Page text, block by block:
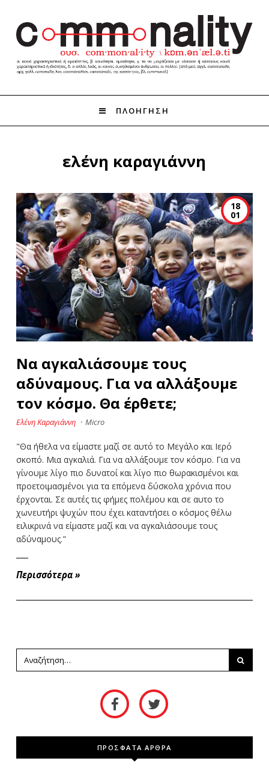
ΠΛΟΗΓΗΣΗ
ελένη καραγιάννη
18
01
Να αγκαλιάσουμε τους
αδύναμους. Για να αλλάξουμε
τον κόσμο. Θα έρθετε;
Ελένη Καραγιάννη · Micro
"Θα ήθελα να είμαστε μαζί σε αυτό το Μεγάλο και Ιερό
σκοπό. Μια αγκαλιά. Για να αλλάξουμε τον κόσμο. Για να
γίνουμε λίγο πιο δυνατοί και λίγο πιο θωρακισμένοι και
προετοιμασμένοι για τα επόμενα δύσκολα χρόνια που
έρχονται. Σε αυτές τις φήμες πολέμου και σε αυτο το
χωνευτήρι ψυχών που έχει καταντήσει ο κόσμος θέλω
ειλικρινά να είμαστε μαζί και να αγκαλιάσουμε τους
αδύναμους."
Περισσότερα »
ΠΡΟΣΦΑΤΑ ΑΡΘΡΑ